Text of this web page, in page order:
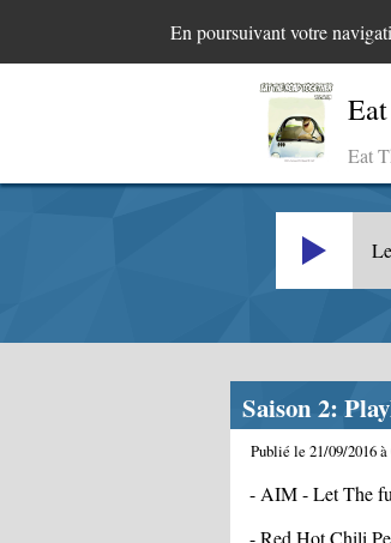
En poursuivant votre
Eat
Saison 2:
Publié le 21/09/2016
- AIM - Let The
- Red Hot Chili